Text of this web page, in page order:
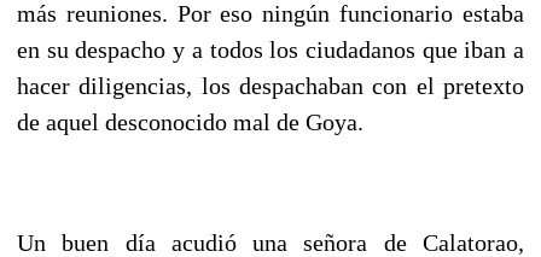
más reuniones. Por eso ningún funcionario estaba
en su despacho y a todos los ciudadanos que iban a
hacer diligencias, los despachaban con el pretexto
de aquel desconocido mal de Goya.
Un buen día acudió una señora de Calatorao,